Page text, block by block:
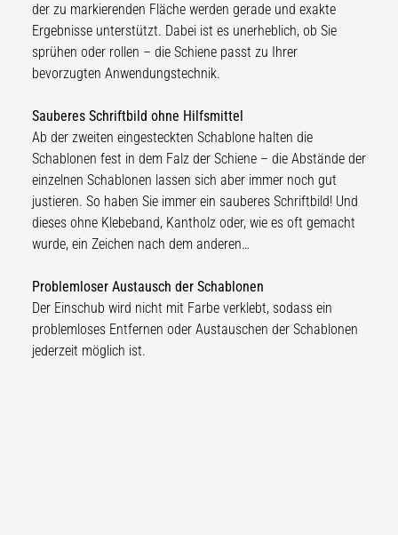
der zu markierenden Fläche werden gerade und exakte
Ergebnisse unterstützt. Dabei ist es unerheblich, ob Sie
sprühen oder rollen – die Schiene passt zu Ihrer
bevorzugten Anwendungstechnik.
Sauberes Schriftbild ohne Hilfsmittel
Ab der zweiten eingesteckten Schablone halten die
Schablonen fest in dem Falz der Schiene – die Abstände der
einzelnen Schablonen lassen sich aber immer noch gut
justieren. So haben Sie immer ein sauberes Schriftbild! Und
dieses ohne Klebeband, Kantholz oder, wie es oft gemacht
wurde, ein Zeichen nach dem anderen…
Problemloser Austausch der Schablonen
Der Einschub wird nicht mit Farbe verklebt, sodass ein
problemloses Entfernen oder Austauschen der Schablonen
jederzeit möglich ist.